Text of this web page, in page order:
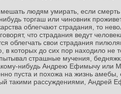
людям умирать, если
торгаш или чиновник
облегчают страдания, то
что страдания ведут
облегчать свои страдания
которых до сих пор находило не
страшные мучения,
нибудь Андрею Ефимычу или
пуста и похожа на жизнь амебы,
такими рассуждениями, Андрей